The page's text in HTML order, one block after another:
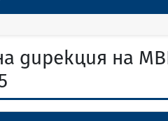
дирекция на